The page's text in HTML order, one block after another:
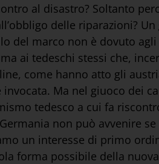
al disastro? Soltanto
delle riparazioni?
del marco non è dovuto
ai tedeschi stessi che,
come hanno atto gli
Ma nel giuoco dei
tedesco a cui fa
non può avvenire
un interesse di primo
forma possibile della